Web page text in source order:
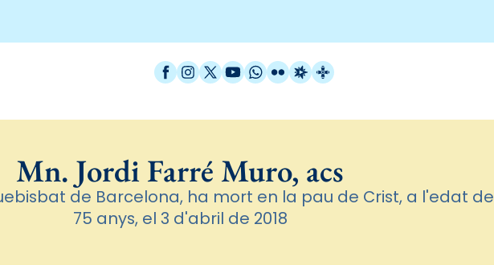
Facebook
Instagram
X / Twitter
YouTube
WhatsApp
FlickrRadio Estel
Catalunya Cristiana
Mn. Jordi Farré Muro, acs
de Barcelona, ha mort en la pau de Crist, a l'edat de
75 anys, el 3 d'abril de 2018